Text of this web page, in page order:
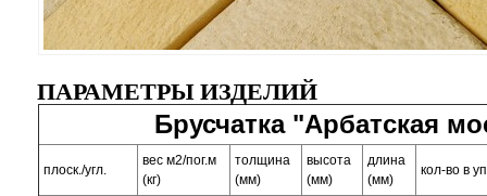
ПАРАМЕТРЫ ИЗДЕЛИЙ
Брусчатка "Арбатская
плоск./угл.
вес м2/пог.м
(кг)
толщина
(мм)
высота
(мм)
длина
(мм)
кол-во в